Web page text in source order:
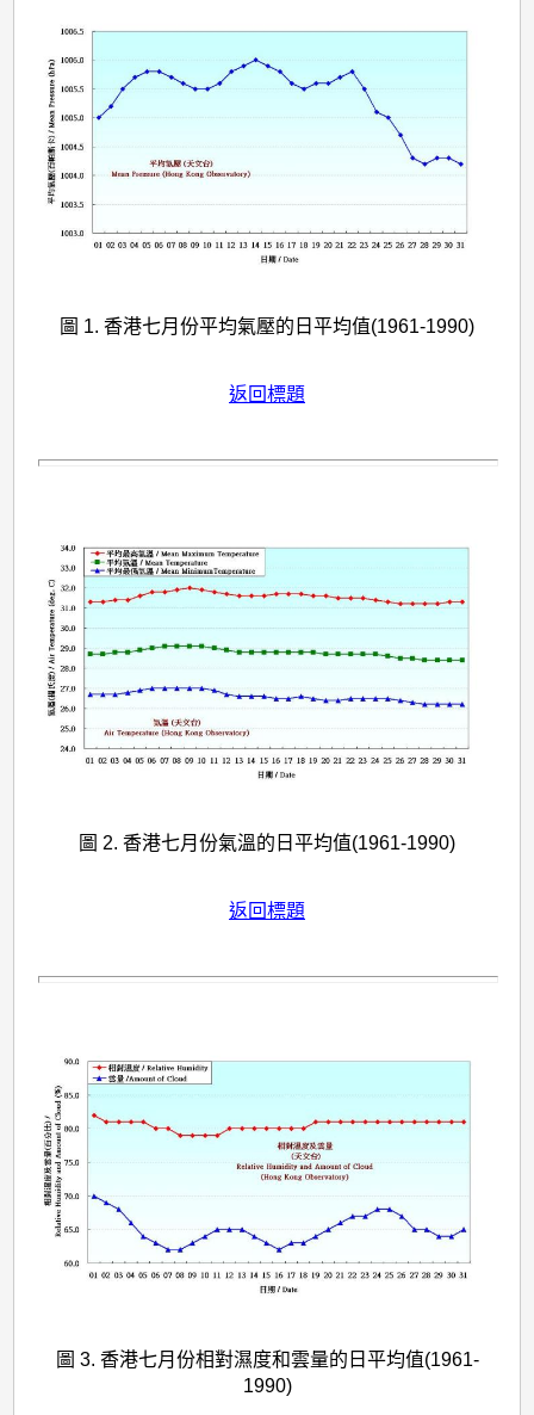
圖 1. 香港七月份平均氣壓的日平均值(1961-1990)
返回標題
圖 2. 香港七月份氣溫的日平均值(1961-1990)
返回標題
圖 3. 香港七月份相對濕度和雲量的日平均值(1961-
1990)